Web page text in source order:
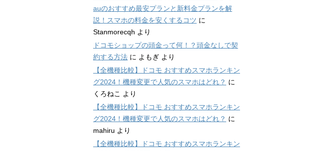
auのおすすめ最安プランと新料金プランを解
説！スマホの料金を安くするコツ に
Stanmorecqh より
ドコモショップの頭金って何！？頭金なしで契
約する方法 に よもぎ より
【全機種比較】ドコモ おすすめスマホランキン
グ2024！機種変更で人気のスマホはどれ？ に
くろねこ
より
【全機種比較】ドコモ おすすめスマホランキン
グ2024！機種変更で人気のスマホはどれ？ に
mahiru より
【全機種比較】ドコモ おすすめスマホランキン